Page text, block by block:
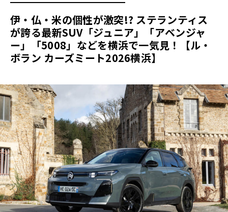
伊・仏・米の個性が激突!? ステランティス
が誇る最新SUV「ジュニア」「アベンジャ
ー」「5008」などを横浜で一気見！【ル・
ボラン カーズミート2026横浜】